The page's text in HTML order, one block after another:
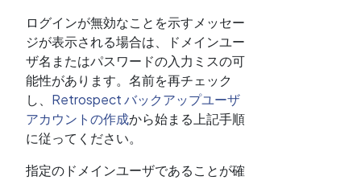
ログインが無効なことを示すメッセー
ジが表示される場合は、ドメインユー
ザ名またはパスワードの入力ミスの可
能性があります。名前を再チェック
し、 Retrospect バックアップユーザ
アカウントの作成から始まる上記手順
に従ってください。
指定のドメインユーザであることが確